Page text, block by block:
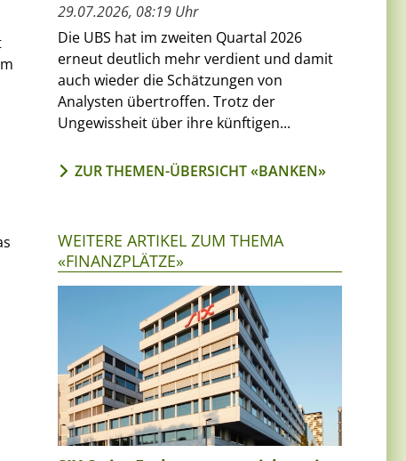
29.07.2026, 08:19 Uhr
Die UBS hat im zweiten Quartal 2026
erneut deutlich mehr verdient und damit
auch wieder die Schätzungen von
Analysten übertroffen. Trotz der
Ungewissheit über ihre künftigen...
ZUR THEMEN-ÜBERSICHT «BANKEN»
WEITERE ARTIKEL ZUM THEMA
«FINANZPLÄTZE»